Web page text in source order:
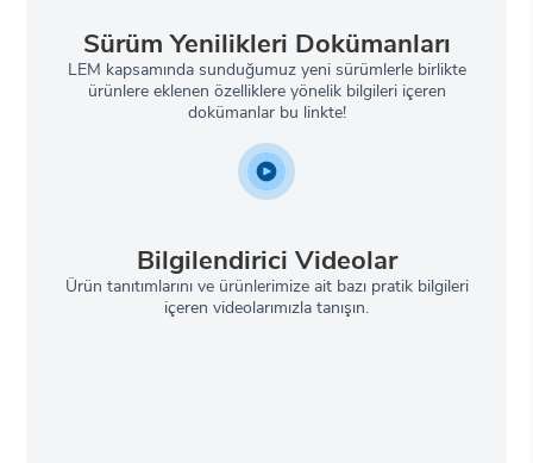
Sürüm Yenilikleri Dokümanları
LEM kapsamında sunduğumuz yeni sürümlerle birlikte
ürünlere eklenen özelliklere yönelik bilgileri içeren
dokümanlar bu linkte!
Bilgilendirici Videolar
Ürün tanıtımlarını ve ürünlerimize ait bazı pratik bilgileri
içeren videolarımızla tanışın.